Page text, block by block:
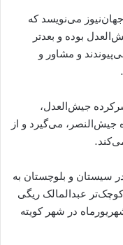
می‌نویسد که
بوده و بعدتر
و مشاور و
جیش‌العدل،
می‌گیرد و از
سیستان و بلوچستان به
کوچک‌تر عبدالمالک ریگی
در شهر کویته